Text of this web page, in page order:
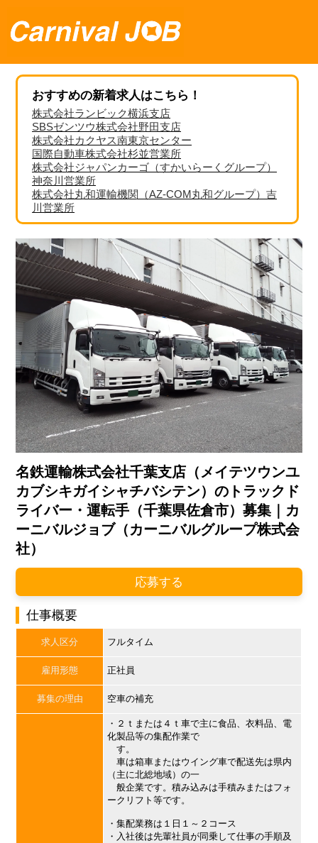
おすすめの新着求人はこちら！
株式会社ランビック横浜支店
SBSゼンツウ株式会社野田支店
株式会社カクヤス南東京センター
国際自動車株式会社杉並営業所
株式会社ジャパンカーゴ（すかいらーくグループ）
神奈川営業所
株式会社丸和運輸機関（AZ-COM丸和グループ）吉
川営業所
名鉄運輸株式会社千葉支店（メイテツウンユ
カブシキガイシャチバシテン）のトラックド
ライバー・運転手（千葉県佐倉市）募集｜カ
ーニバルジョブ（カーニバルグループ株式会
社）
応募する
仕事概要
求人区分 フルタイム
雇用形態 正社員
募集の理由 空車の補充
・２ｔまたは４ｔ車で主に食品、衣料品、電
化製品等の集配作業で
す。
車は箱車またはウイング車で配送先は県内
（主に北総地域）の一
般企業です。積み込みは手積みまたはフォ
ークリフト等です。
・集配業務は１日１～２コース
・入社後は先輩社員が同乗して仕事の手順及